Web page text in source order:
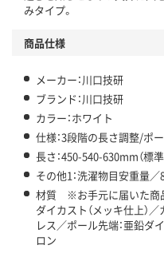
みタイプ。
商品仕様
メーカー：川口技研
ブランド：川口技研
カラー：ホワイト
仕様：3段階の長さ調整/ポ
長さ：450-540-630mm（標準
その他1：洗濯物目安重量／
材質 ※お手元に届いた商品
ダイカスト（メッキ仕上）
レス／ポール先端：亜鉛ダ
ロン